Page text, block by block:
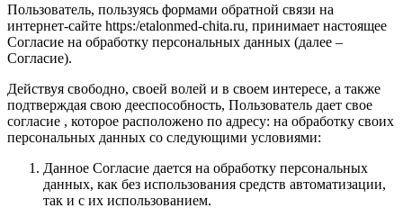
Пользователь, пользуясь формами обратной связи на
интернет-сайте https:/etalonmed-chita.ru, принимает настоящее
Согласие на обработку персональных данных (далее –
Согласие).
Действуя свободно, своей волей и в своем интересе, а также
подтверждая свою дееспособность, Пользователь дает свое
согласие , которое расположено по адресу: на обработку своих
персональных данных со следующими условиями:
Данное Согласие дается на обработку персональных
данных, как без использования средств автоматизации,
так и с их использованием.